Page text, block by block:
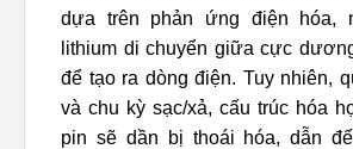
dựa trên phản ứng điện hóa,
lithium di chuyển giữa cực
để tạo ra dòng điện. Tuy nhiên,
và chu kỳ sạc/xả, cấu trúc hóa
pin sẽ dần bị thoái hóa, dẫn